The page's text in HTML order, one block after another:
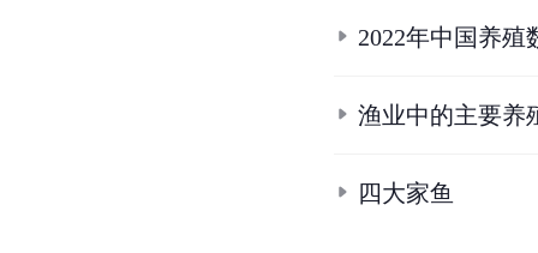
2022年中国养
渔业中的主要养
四大家鱼